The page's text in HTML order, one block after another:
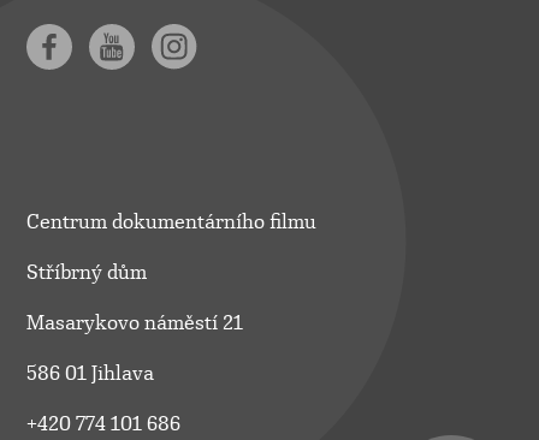
Centrum dokumentárního filmu
Stříbrný dům
Masarykovo náměstí 21
586 01 Jihlava
+420 774 101 686